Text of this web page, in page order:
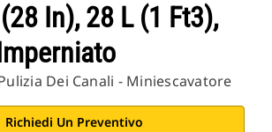
In), 28 L (1 Ft3),
Dei Canali - Miniescavatore
Richiedi Un Preventivo